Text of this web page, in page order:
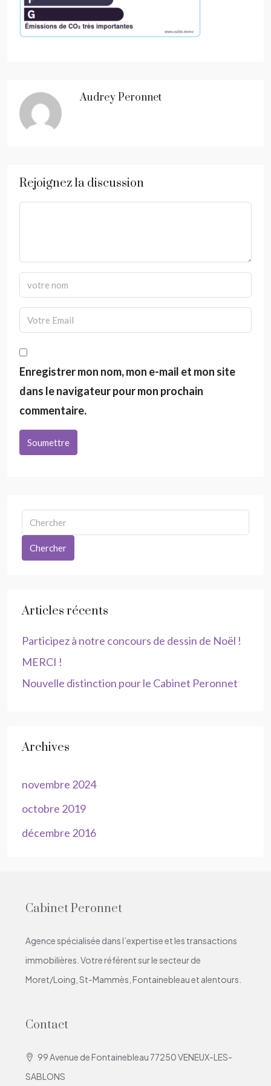
Audrey Peronnet
Rejoignez la discussion
Enregistrer mon nom, mon e-mail et mon site
dans le navigateur pour mon prochain
commentaire.
Soumettre
Chercher
Articles récents
Participez à notre concours de dessin de Noël !
MERCI !
Nouvelle distinction pour le Cabinet Peronnet
Archives
novembre 2024
octobre 2019
décembre 2016
Cabinet Peronnet
Agence spécialisée dans l’expertise et les transactions
immobilières. Votre référent sur le secteur de
Moret/Loing, St-Mammès, Fontainebleau et alentours.
Contact
99 Avenue de Fontainebleau 77250 VENEUX-LES-
SABLONS